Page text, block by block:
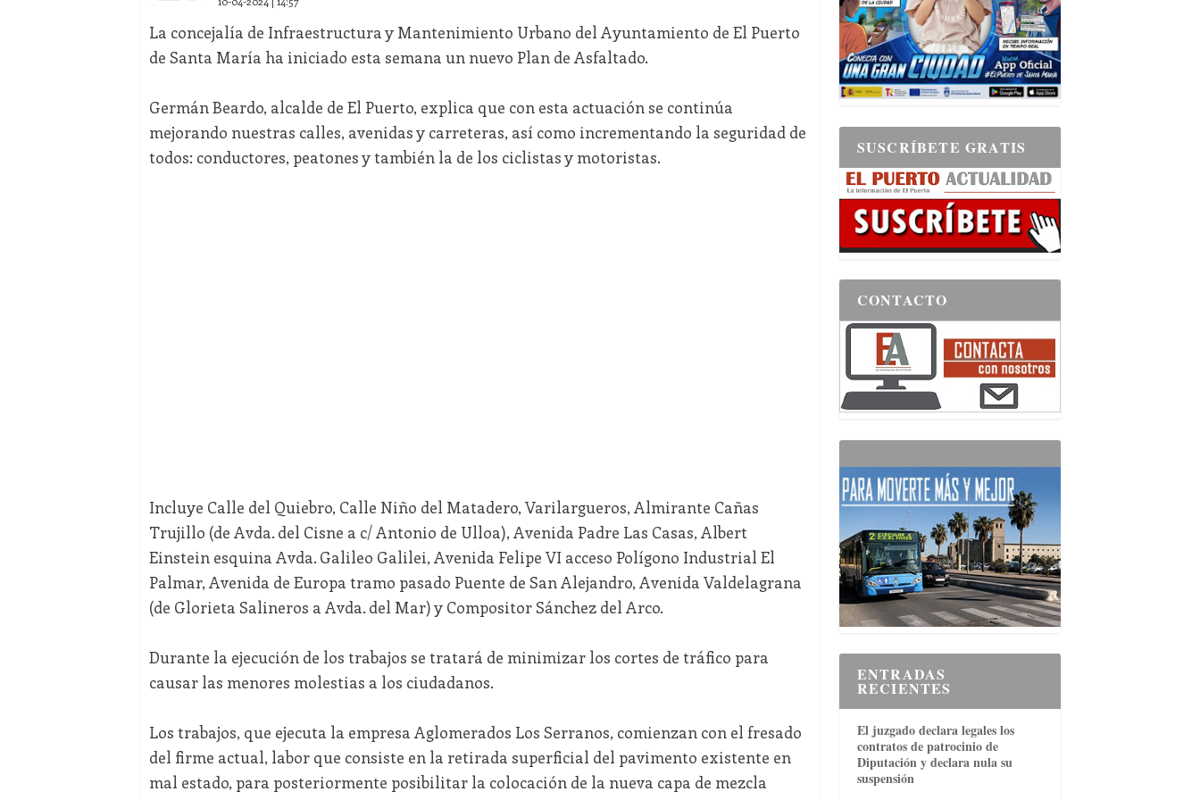
La concejalía de Infraestructura y Mantenimiento Urbano del Ayuntamiento de El Puerto
de Santa María ha iniciado esta semana un nuevo Plan de Asfaltado.
Germán Beardo, alcalde de El Puerto, explica que con esta actuación se continúa
mejorando nuestras calles, avenidas y carreteras, así como incrementando la seguridad de
todos: conductores, peatones y también la de los ciclistas y motoristas.
Incluye Calle del Quiebro, Calle Niño del Matadero, Varilargueros, Almirante Cañas
Trujillo (de Avda. del Cisne a c/ Antonio de Ulloa), Avenida Padre Las Casas, Albert
Einstein esquina Avda. Galileo Galilei, Avenida Felipe VI acceso Polígono Industrial El
Palmar, Avenida de Europa tramo pasado Puente de San Alejandro, Avenida Valdelagrana
(de Glorieta Salineros a Avda. del Mar) y Compositor Sánchez del Arco.
Durante la ejecución de los trabajos se tratará de minimizar los cortes de tráfico para
causar las menores molestias a los ciudadanos.
Los trabajos, que ejecuta la empresa Aglomerados Los Serranos, comienzan con el fresado
del firme actual, labor que consiste en la retirada superficial del pavimento existente en
mal estado, para posteriormente posibilitar la colocación de la nueva capa de mezcla
SUSCRÍBETE GRATIS
CONTACTO
ENTRADAS
RECIENTES
El juzgado declara legales los
contratos de patrocinio de
Diputación y declara nula su
suspensión